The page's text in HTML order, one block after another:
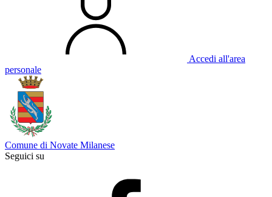
Accedi all'area
personale
Comune di Novate Milanese
Seguici su